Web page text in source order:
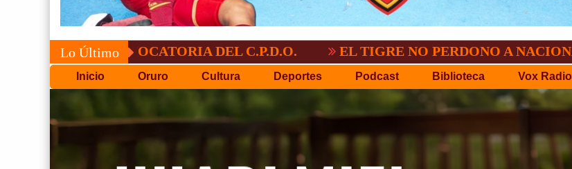
Lo Último
CONVOCATORIA DEL C.P.D.O. EL TIGRE NO PERDONO A NACIONAL:2-3
Inicio Oruro Cultura Deportes Podcast Biblioteca Vox Radio